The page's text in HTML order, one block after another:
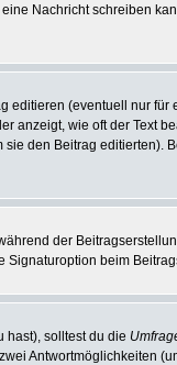
Nachricht schreiben
editieren (eventuell nur für
anzeigt, wie oft der Text
den Beitrag editierten).
der
beim
hast), solltest du die
Antwortmöglichkeiten